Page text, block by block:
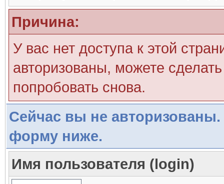
Причина:
У вас нет доступа к этой
авторизованы, можете
попробовать снова.
Сейчас вы не авторизованы.
форму ниже.
Имя пользователя (login)